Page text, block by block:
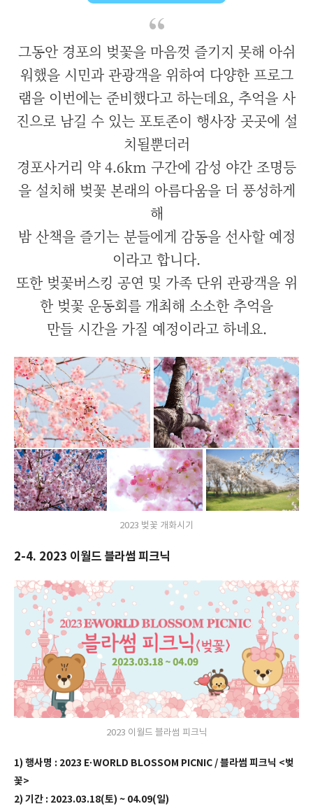
그동안 경포의 벚꽃을 마음껏 즐기지 못해 아쉬
워했을 시민과 관광객을 위하여 다양한 프로그
램을 이번에는 준비했다고 하는데요, 추억을 사
진으로 남길 수 있는 포토존이 행사장 곳곳에 설
치될뿐더러
경포사거리 약 4.6km 구간에 감성 야간 조명등
을 설치해 벚꽃 본래의 아름다움을 더 풍성하게
해
밤 산책을 즐기는 분들에게 감동을 선사할 예정
이라고 합니다.
또한 벚꽃버스킹 공연 및 가족 단위 관광객을 위
한 벚꽃 운동회를 개최해 소소한 추억을
만들 시간을 가질 예정이라고 하네요.
2023 벚꽃 개화시기
2-4. 2023 이월드 블라썸 피크닉
2023 이월드 블라썸 피크닉
1) 행사명 : 2023 E·WORLD BLOSSOM PICNIC / 블라썸 피크닉 <벚
꽃>
2) 기간 : 2023.03.18(토) ~ 04.09(일)